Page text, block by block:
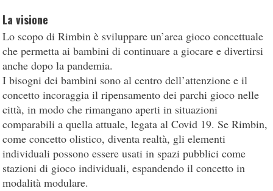
La visione
Lo scopo di Rimbin è sviluppare un’area gioco concettuale
che permetta ai bambini di continuare a giocare e divertirsi
anche dopo la pandemia.
I bisogni dei bambini sono al centro dell’attenzione e il
concetto incoraggia il ripensamento dei parchi gioco nelle
città, in modo che rimangano aperti in situazioni
comparabili a quella attuale, legata al Covid 19. Se Rimbin,
come concetto olistico, diventa realtà, gli elementi
individuali possono essere usati in spazi pubblici come
stazioni di gioco individuali, espandendo il concetto in
modalità modulare.